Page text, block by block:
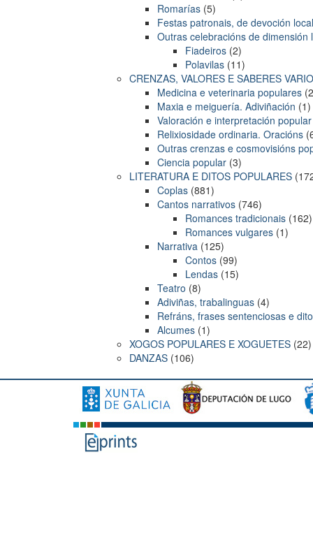
Romarías (5)
Festas patronais, de devoción
Outras celebracións de dimensión
Fiadeiros (2)
Polavilas (11)
CRENZAS, VALORES E SABERES
Medicina e veterinaria populares
Maxia e meiguería. Adiviñación (1)
Valoración e interpretación
Relixiosidade ordinaria. Oracións
Outras crenzas e cosmovisións
Ciencia popular (3)
LITERATURA E DITOS POPULARES
Coplas (881)
Cantos narrativos (746)
Romances tradicionais (162)
Romances vulgares (1)
Narrativa (125)
Contos (99)
Lendas (15)
Teatro (8)
Adiviñas, trabalinguas (4)
Refráns, frases sentenciosas e
Alcumes (1)
XOGOS POPULARES E XOGUETES (22)
DANZAS (106)